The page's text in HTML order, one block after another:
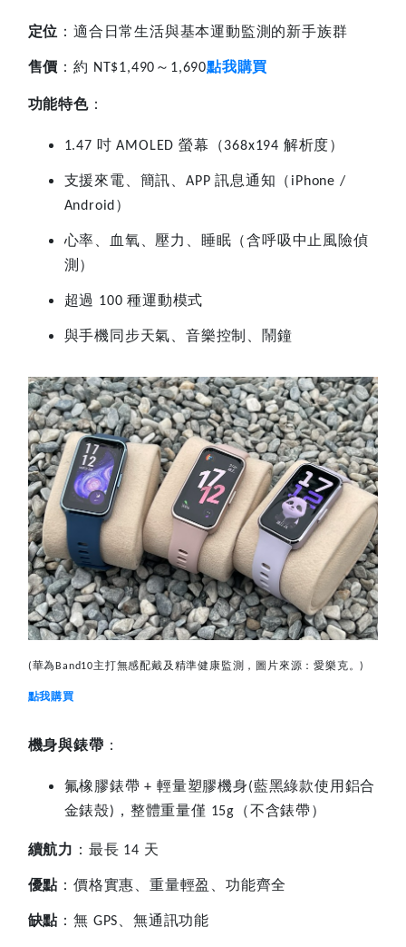
定位 ：適合日常生活與基本運動監測的新手族群
售價 ：約 NT$1,490 ～ 1,690點我購買
功能特色：
1.47 吋 AMOLED 螢幕（368x194 解析度）
支援來電、簡訊、APP訊息通知（ iPhone /
Android）
心率、血氧、壓力、睡眠（含呼吸中止風險偵
測）
超過 100種運動模式
與手機同步天氣、音樂控制、鬧鐘
(華為Band10主打無感配戴及精準健康監測，圖片來源：愛樂克。)
點我購買
機身與錶帶 ：
氟橡膠錶帶 +輕量塑膠機身(藍黑綠款使用鋁合
金錶殼) ，整體重量僅 15g （不含錶帶）
續航力 ：最長 14 天
優點 ：價格實惠、重量輕盈、功能齊全
缺點 ：無 GPS、無通訊功能